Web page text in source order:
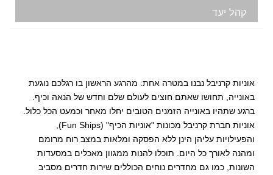
קהל יעד
אוניות קרניבל נבנו במטרה אחת: מהרגע הראשון בו רגלכם נוגעת
באונייה, תחושו שאתם חוצים לעולם שלם וחדש של הנאה וכיף.
ברגע שתהיו באונייה הזמנים הטובים יחלו מאחר וכמעט הכל כלול.
אוניות חברת קרניבל מכונות "אוניות הכיף" (Fun Ships),
והפעילויות עליהן הינן ללא הפסקה ומלאות במצב רוח מרומם
ומהנה לאורך כל היום. תוכלו להנות ממגוון מאכלים במסעדות
השונות, כמו גם מחדרים נוחים הכוללים שירות חדרים מסביב